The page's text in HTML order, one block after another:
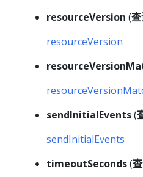
resourceVersion (
resourceVersion
sendInitialEvents(
sendInitialEvents
timeoutSeconds(